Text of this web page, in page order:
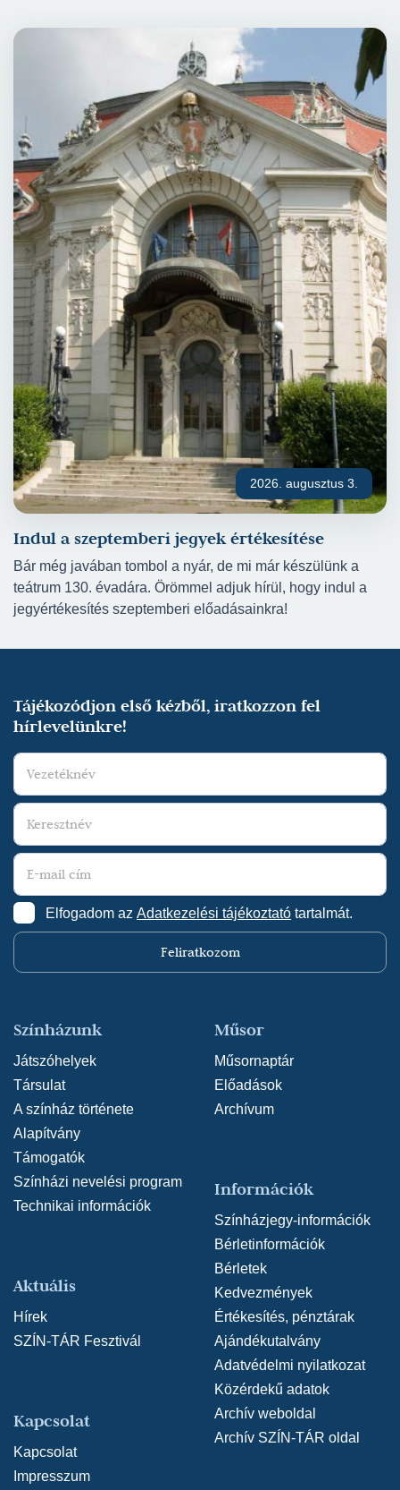
2026. augusztus 3.
Indul a szeptemberi jegyek értékesítése
Bár még javában tombol a nyár, de mi már készülünk a
teátrum 130. évadára. Örömmel adjuk hírül, hogy indul a
jegyértékesítés szeptemberi előadásainkra!
Tájékozódjon első kézből, iratkozzon fel
hírlevelünkre!
Elfogadom az Adatkezelési tájékoztató tartalmát.
Feliratkozom
Színházunk
Játszóhelyek
Társulat
A színház története
Alapítvány
Támogatók
Színházi nevelési program
Technikai információk
Műsor
Műsornaptár
Előadások
Archívum
Aktuális
Hírek
SZÍN-TÁR Fesztivál
Információk
Színházjegy-információk
Bérletinformációk
Bérletek
Kedvezmények
Értékesítés, pénztárak
Ajándékutalvány
Adatvédelmi nyilatkozat
Közérdekű adatok
Archív weboldal
Archív SZÍN-TÁR oldal
Kapcsolat
Kapcsolat
Impresszum